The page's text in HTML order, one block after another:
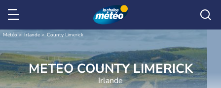
Météo Irlande County Limerick
METEO COUNTY LIMERICK
Irlande